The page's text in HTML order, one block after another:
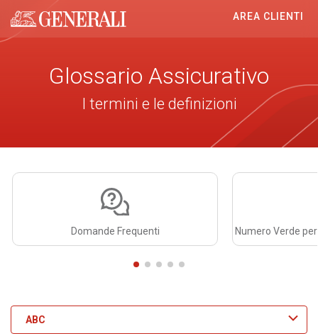
Generali logo
AREA CLIENTI
Glossario Assicurativo
I termini e le definizioni
Domande Frequenti Numero Verde
ABC